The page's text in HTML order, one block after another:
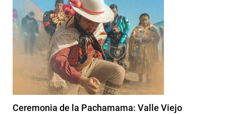
Ceremonia de la Pachamama: Valle Viejo